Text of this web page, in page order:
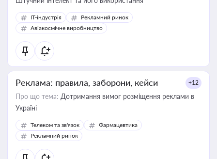
IT-індустрія
Рекламний ринок
Авіакосмічне виробництво
Реклама: правила, заборони, кейси +12
Про що тема: Дотримання вимог розміщення реклами в
Україні
Телеком та зв'язок
Фармацевтика
Рекламний ринок